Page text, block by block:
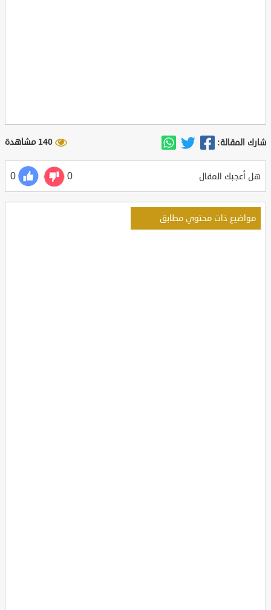
شارك المقالة: 140 مشاهدة
هل أعجبك المقال 0
0
مواضيع ذات محتوي مطابق